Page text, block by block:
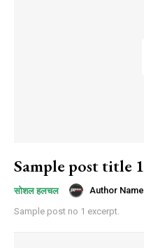
Sample post title 1
सोशल हलचल Author Name
Sample post no 1 excerpt.